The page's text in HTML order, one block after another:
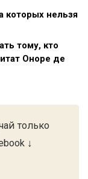
которых нельзя
тому, кто
Оноре де
только
↓